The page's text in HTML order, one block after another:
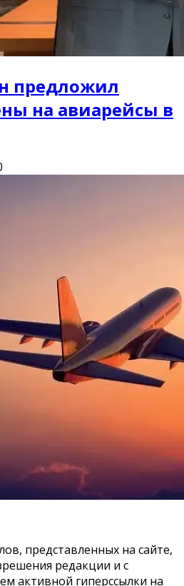
предложил
на авиарейсы в
представленных на сайте,
редакции и с
активной гиперссылки на